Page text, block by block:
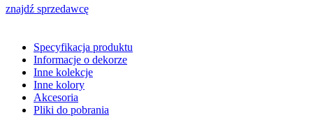
znajdź sprzedawcę
Specyfikacja produktu
Informacje o dekorze
Inne kolekcje
Inne kolory
Akcesoria
Pliki do pobrania